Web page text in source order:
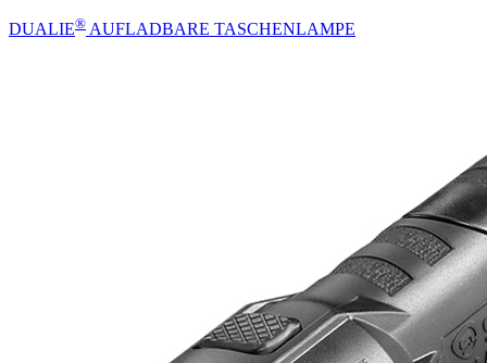
DUALIE® AUFLADBARE TASCHENLAMPE